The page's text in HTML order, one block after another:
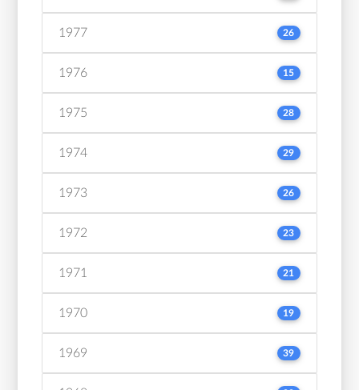
1977 26
1976 15
1975 28
1974 29
1973 26
1972 23
1971 21
1970 19
1969 39